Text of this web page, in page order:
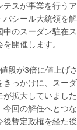
スが事業を行う
バシール大統領を
中のスーダン駐在
開催します。
段が3倍に値上げ
っかけに、スー
が拡大していまし
回の解任へとつ
暫定政権を経た